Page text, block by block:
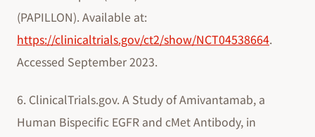
(PAPILLON). Available at:
https://clinicaltrials.gov/ct2/show/NCT04538664.
Accessed September 2023.
6. ClinicalTrials.gov. A Study of Amivantamab, a
Human Bispecific EGFR and cMet Antibody, in